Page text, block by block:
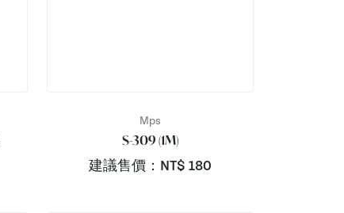
Mps
S-309 (1M)
建議售價：NT$ 180